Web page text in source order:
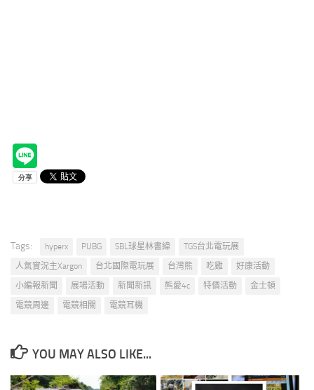
Tags: hyperx PUBG SBL球星林書緯
TGS台北電玩展
人氣實況主Xargon
台北國際電玩展 台灣熊 吃雞
好康活動
小編報新聞
展場活動 新聞新訊 熊愛4c 特價活動
金士頓
電競周邊
電競相關 電競耳機
YOU MAY ALSO LIKE...